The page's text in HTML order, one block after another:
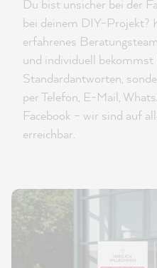
Du bist unsicher bei der
bei deinem DIY-Projekt?
erfahrenes
und individuell bekommst
Standardantworten,
per Telefon, E-Mail,
Facebook – wir sind auf
erreichbar.